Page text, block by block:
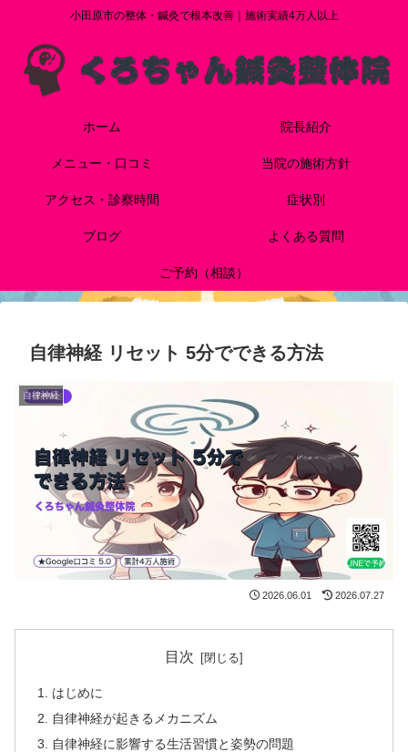
小田原市の整体・鍼灸で根本改善｜施術実績4万人以上
ホーム 院長紹介
メニュー・口コミ 当院の施術方針
アクセス・診察時間 症状別
ブログ よくある質問
ご予約（相談）
自律神経 リセット 5分でできる方法
自律神経
2026.06.01 2026.07.27
目次
はじめに
自律神経が起きるメカニズム
自律神経に影響する生活習慣と姿勢の問題